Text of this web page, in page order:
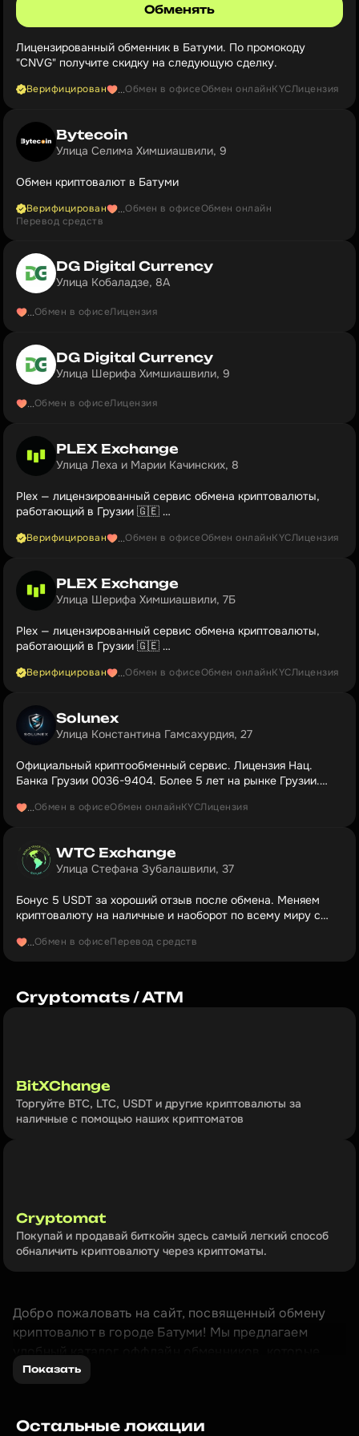
Обменять
Лицензированный обменник в Батуми. По промокоду
"CNVG" получите скидку на следующую сделку.
Верифицирован ...Обмен в офисеОбмен онлайнKYCЛицензия
Bytecoin
Улица Селима Химшиашвили, 9
Обмен криптовалют в Батуми
Верифицирован ...Обмен в офисеОбмен онлайн
Перевод средств
DG Digital Currency
Улица Кобаладзе, 8А
...Обмен в офисеЛицензия
DG Digital Currency
Улица Шерифа Химшиашвили, 9
...Обмен в офисеЛицензия
PLEX Exchange
Улица Леха и Марии Качинских, 8
Plex — лицензированный сервис обмена криптовалюты,
работающий в Грузии 🇬🇪
Батуми.
Верифицирован ...Обмен в офисеОбмен онлайнKYCЛицензия
PLEX Exchange
Улица Шерифа Химшиашвили, 7Б
Plex — лицензированный сервис обмена криптовалюты,
работающий в Грузии 🇬🇪
Батуми.
Верифицирован ...Обмен в офисеОбмен онлайнKYCЛицензия
Solunex
Улица Константина Гамсахурдия, 27
Официальный криптообменный сервис. Лицензия Нац.
Банка Грузии 0036-9404. Более 5 лет на рынке Грузии.
...Обмен в офисеОбмен онлайнKYCЛицензия
WTC Exchange
Улица Стефана Зубалашвили, 37
Бонус 5 USDT за хороший отзыв после обмена. Меняем
криптовалюту на наличные и наоборот по всему миру с
...Обмен в офисеПеревод средств
Cryptomats / ATM
BitXChange
Торгуйте BTC, LTC, USDT и другие криптовалюты за
наличные с помощью наших криптоматов
Cryptomat
Покупай и продавай биткойн здесь самый легкий способ
обналичить криптовалюту через криптоматы.
Добро пожаловать на сайт, посвященный обмену
криптовалют в городе Батуми! Мы предлагаем
удобный каталог оффлайн обменников, которые
позволяют быстро и безопасно обменять
обменники, которые гарантируют высокую
Показать
Остальные локации